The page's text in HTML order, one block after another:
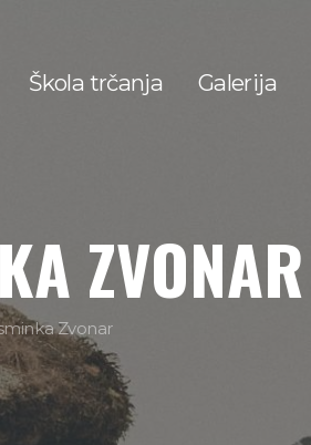
Škola trčanja Galerija
ZVONAR
Zvonar